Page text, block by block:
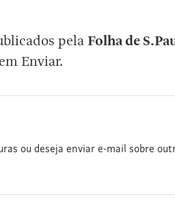
pelaFolha de
Enviar.
ou deseja enviar e-mail sobre